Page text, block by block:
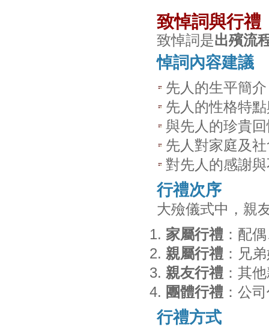
致悼詞與行禮
致悼詞是出殯流
悼詞內容建議
先人的生平簡介
先人的性格特
與先人的珍貴
先人對家庭及
對先人的感謝
行禮次序
大殮儀式中，親
家屬行禮 ：配
親屬行禮 ：兄
親友行禮 ：其
團體行禮 ：公
行禮方式